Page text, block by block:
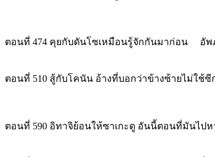
ตอนที่ 474 คุยกับดันโซเหมือนรู้จักกันมาก่อน อัพภ
ตอนที่ 510 สู้กับโคนัน อ้างที่บอกว่าข้างซ้ายไม่ใช้
ตอนที่ 590 อิทาจิย้อนให้ซาเกะดู อันนี้ตอนที่มันไป